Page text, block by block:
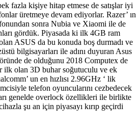
fazla kişiye hitap etmese de satışlar iyi
üretmeye devam ediyorlar. Razer’ ın
sonra Nubia ve Xiaomi ile de
gördük. Piyasada ki ilk 4GB ram
ASUS da bu konuda boş durmadı ve
bilgisayarları ile adını duyuran Asus
de olduğunu 2018 Computex de
ilk olan 3D buhar soğutuculu ve ek
un en hızlısı 2.96GHz ‘ lik
telefon oyuncularını cezbedecek
genelde overlock özellikleri ile birlikte
şu an için piyasayı kırıp geçirdi